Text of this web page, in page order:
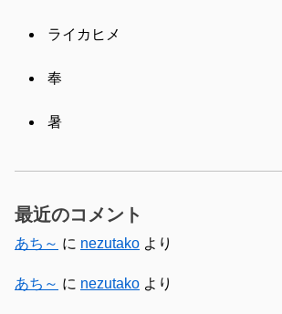
ライカヒメ
奉
暑
最近のコメント
あち～ に nezutako より
あち～ に nezutako より